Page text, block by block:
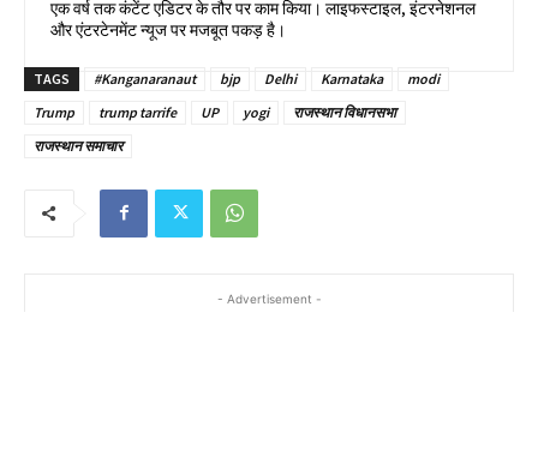
एक वर्ष तक कंटेंट एडिटर के तौर पर काम किया। लाइफस्टाइल, इंटरनेशनल
और एंटरटेनमेंट न्यूज पर मजबूत पकड़ है।
TAGS #Kanganaranaut bjp Delhi Karnataka
modi
Trump
trump tarrife UP yogi
राजस्थान विधानसभा
राजस्थान समाचार
- Advertisement -